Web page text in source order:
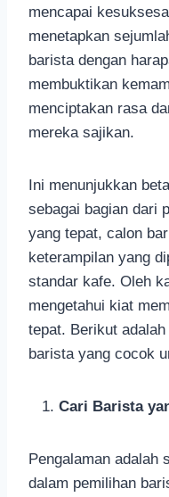
mencapai
menetapkan
barista dengan
membuktikan
menciptakan rasa
mereka sajikan.
Ini menunjukkan
sebagai bagian dari
yang tepat, calon
keterampilan yang
standar kafe. Oleh
mengetahui kiat
tepat. Berikut
barista yang cocok
Cari Barista
Pengalaman adalah
dalam pemilihan